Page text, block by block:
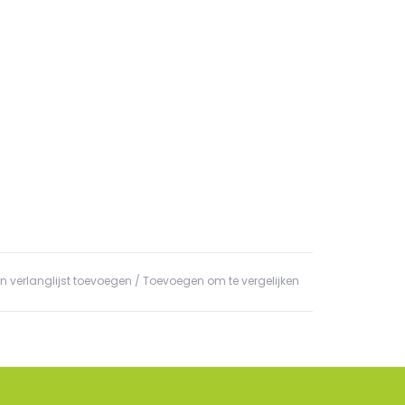
verlanglijst toevoegen / Toevoegen om te vergelijken